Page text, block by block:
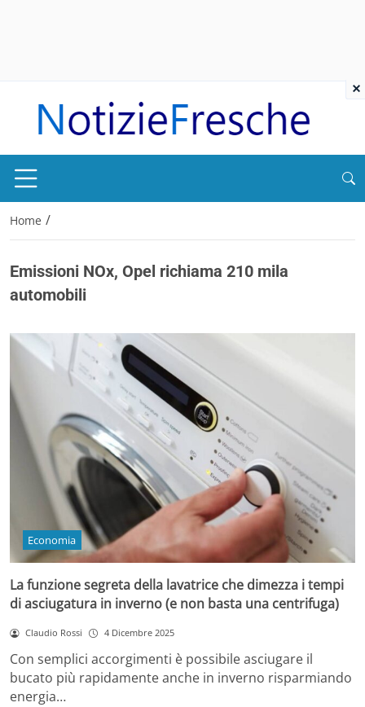
Home /
Emissioni NOx, Opel richiama 210 mila
automobili
Economia
La funzione segreta della lavatrice che dimezza i tempi
di asciugatura in inverno (e non basta una centrifuga)
Claudio Rossi 4 Dicembre 2025
Con semplici accorgimenti è possibile asciugare il
bucato più rapidamente anche in inverno risparmiando
energia…
×